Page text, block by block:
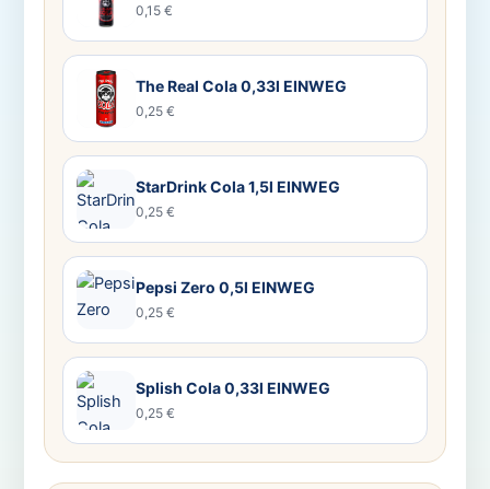
0,15 €
The Real Cola 0,33l EINWEG
0,25 €
StarDrink Cola 1,5l EINWEG
0,25 €
Pepsi Zero 0,5l EINWEG
0,25 €
Splish Cola 0,33l EINWEG
0,25 €